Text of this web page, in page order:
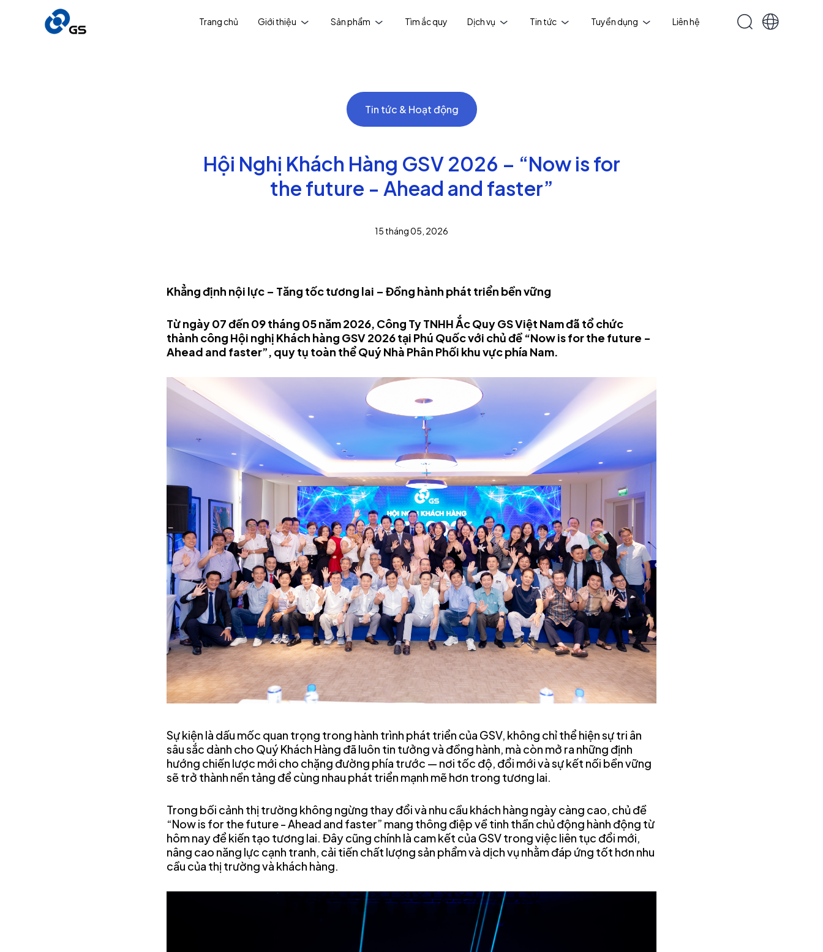
Trang chủ Giới thiệu Sản phẩm Tìm ắc quy Dịch vụ Tin tức Tuyển dụng Liên hệ
Tin tức & Hoạt động
Hội Nghị Khách Hàng GSV 2026 – “Now is for
the future - Ahead and faster”
15 tháng 05, 2026
Khẳng định nội lực – Tăng tốc tương lai – Đồng hành phát triển bền vững
Từ ngày 07 đến 09 tháng 05 năm 2026, Công Ty TNHH Ắc Quy GS Việt Nam đã tổ chức
thành công Hội nghị Khách hàng GSV 2026 tại Phú Quốc với chủ đề “Now is for the future -
Ahead and faster”, quy tụ toàn thể Quý Nhà Phân Phối khu vực phía Nam.
Sự kiện là dấu mốc quan trọng trong hành trình phát triển của GSV, không chỉ thể hiện sự tri ân
sâu sắc dành cho Quý Khách Hàng đã luôn tin tưởng và đồng hành, mà còn mở ra những định
hướng chiến lược mới cho chặng đường phía trước — nơi tốc độ, đổi mới và sự kết nối bền vững
sẽ trở thành nền tảng để cùng nhau phát triển mạnh mẽ hơn trong tương lai.
Trong bối cảnh thị trường không ngừng thay đổi và nhu cầu khách hàng ngày càng cao, chủ đề
“Now is for the future - Ahead and faster” mang thông điệp về tinh thần chủ động hành động từ
hôm nay để kiến tạo tương lai. Đây cũng chính là cam kết của GSV trong việc liên tục đổi mới,
nâng cao năng lực cạnh tranh, cải tiến chất lượng sản phẩm và dịch vụ nhằm đáp ứng tốt hơn nhu
cầu của thị trường và khách hàng.